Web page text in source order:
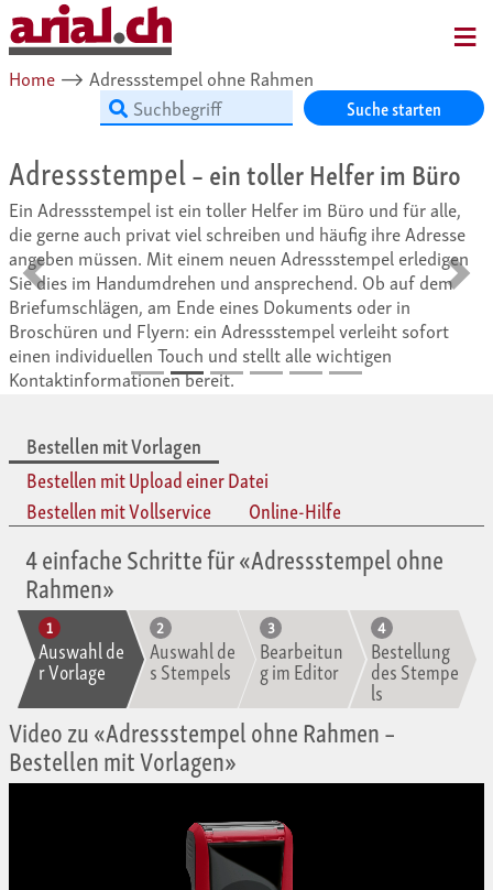
Home ⟶ Adressstempel ohne Rahmen
Suche starten
Adressstempel– ein toller Helfer im Büro
Ein Adressstempel ist ein toller Helfer im Büro und für alle,
die gerne auch privat viel schreiben und häufig ihre Adresse
angeben müssen. Mit einem neuen Adressstempel erledigen
Sie dies im Handumdrehen und ansprechend. Ob auf dem
Briefumschlägen, am Ende eines Dokuments oder in
Broschüren und Flyern: ein Adressstempel verleiht sofort
einen individuellen Touch und stellt alle wichtigen
Kontaktinformationen bereit.
Zurück
Bestellen mit Vorlagen
Bestellen mit Upload einer Datei
Bestellen mit Vollservice
Online-Hilfe
4 einfache Schritte für «Adressstempel ohne
Rahmen»
Auswahl de
r Vorlage
Auswahl de
s Stempels
Bearbeitun
g im Editor
Bestellung
des Stempe
ls
Video zu «Adressstempel ohne Rahmen –
Bestellen mit Vorlagen»